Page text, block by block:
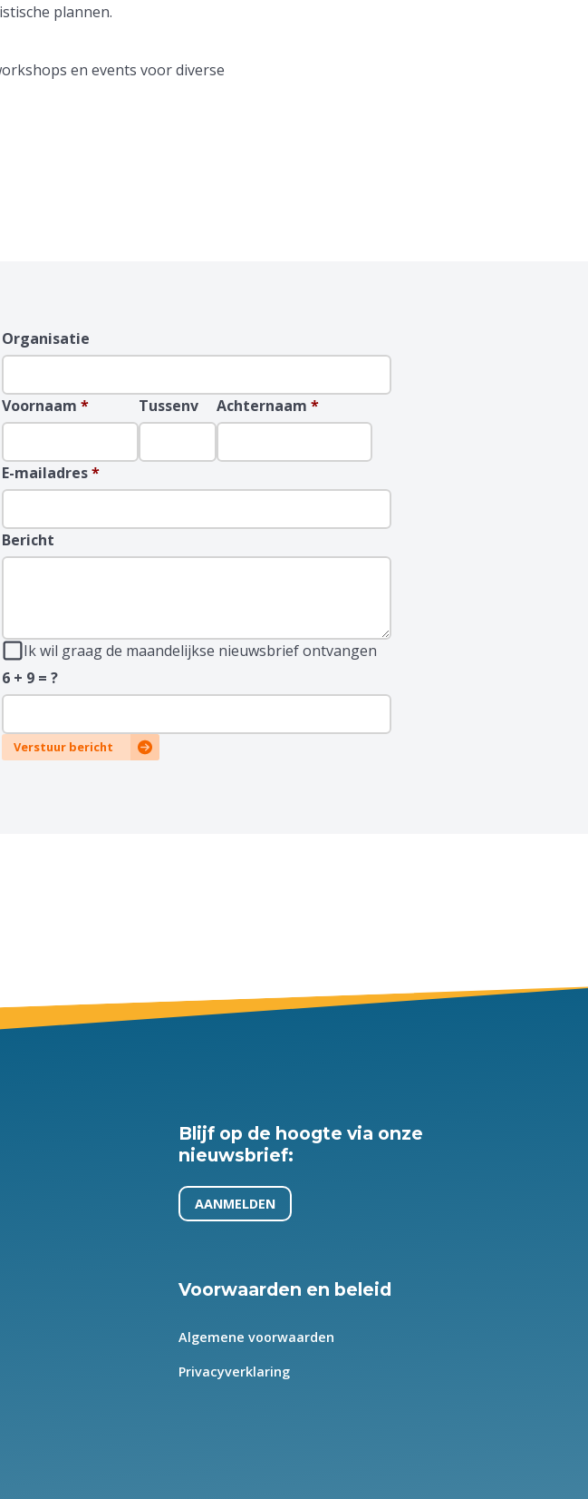
plannen.
en events voor diverse
Organisatie
Voornaam * Tussenv Achternaam *
E-mailadres*
Bericht
Ik wil graag de maandelijkse nieuwsbrief ontvangen
6 + 9 = ?
Verstuur bericht
Blijf op de hoogte via onze
nieuwsbrief:
AANMELDEN
Voorwaarden en beleid
Algemene voorwaarden
Privacyverklaring